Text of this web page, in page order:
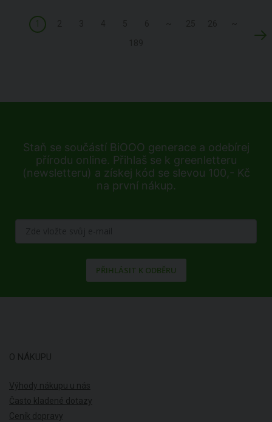
1
Staň se součástí BiOOO generace a odebírej
přírodu online. Přihlaš se k greenletteru
(newsletteru) a získej kód se slevou 100,- Kč
na první nákup.
PŘIHLÁSIT K ODBĚRU
O NÁKUPU
Výhody nákupu u nás
Často kladené dotazy
Ceník dopravy